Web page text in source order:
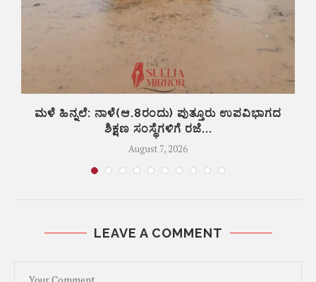
ಮಳೆ ಹಿನ್ನಲೆ: ನಾಳೆ(ಆ.8ರಂದು) ಪುತ್ತೂರು ಉಪವಿಭಾಗದ
ಶಿಕ್ಷಣ ಸಂಸ್ಥೆಗಳಿಗೆ ರಜೆ...
August 7, 2026
LEAVE A COMMENT